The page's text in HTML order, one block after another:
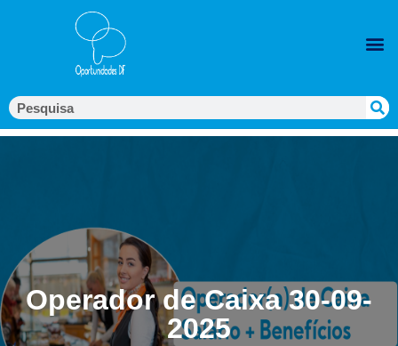
Operador de Caixa 30-09-
2025